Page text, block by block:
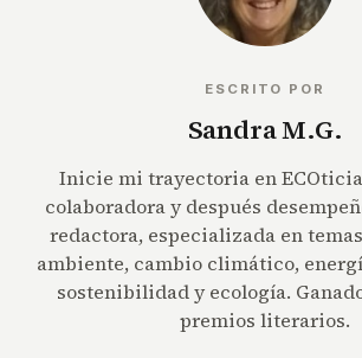
ESCRITO POR
Sandra M.G.
Inicie mi trayectoria en
colaboradora y después
redactora, especializada en
ambiente, cambio climático,
sostenibilidad y ecología.
premios literarios.